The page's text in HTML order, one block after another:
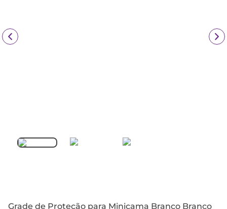
Grade de Proteção para Minicama Branco Branco